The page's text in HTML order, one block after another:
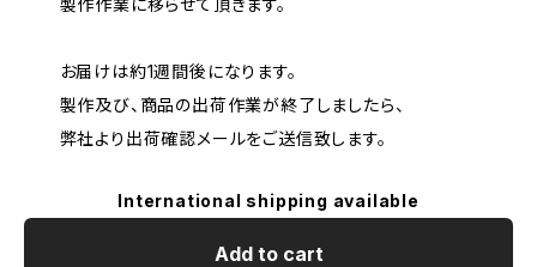
製作作業に移らせて頂きます。
お届けは約1週間後になります。
製作及び、商品の出荷作業が終了しましたら、
弊社より出荷確認メールをご送信致します。
International shipping available
Add to cart